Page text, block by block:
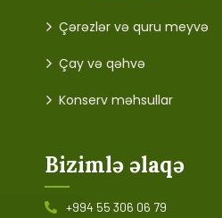
Çərəzlər və quru meyvə
Çay və qəhvə
Konserv məhsullar
Bizimlə əlaqə
+994 55 306 06 79